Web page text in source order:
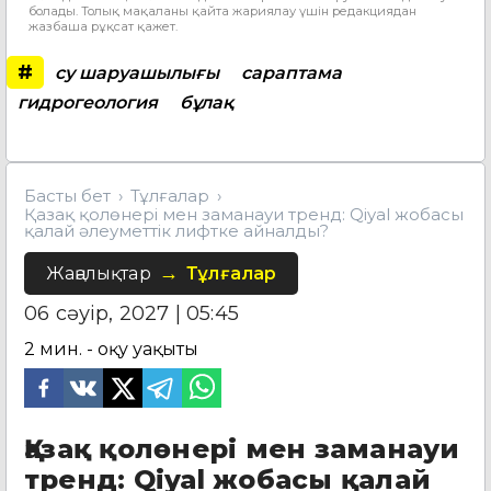
болады. Толық мақаланы қайта жариялау үшін редакциядан
жазбаша рұқсат қажет.
# су шаруашылығы
сараптама
гидрогеология
бұлақ
Басты бет
Тұлғалар
Қазақ қолөнері мен заманауи тренд: Qiyal жобасы
қалай әлеуметтік лифтке айналды?
Жаңалықтар Тұлғалар
06 сәуір, 2027 | 05:45
2 мин. - оқу уақыты
Қазақ қолөнері мен заманауи
тренд: Qiyal жобасы қалай